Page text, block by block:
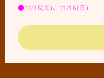
●11/15(土)、11/16(日)